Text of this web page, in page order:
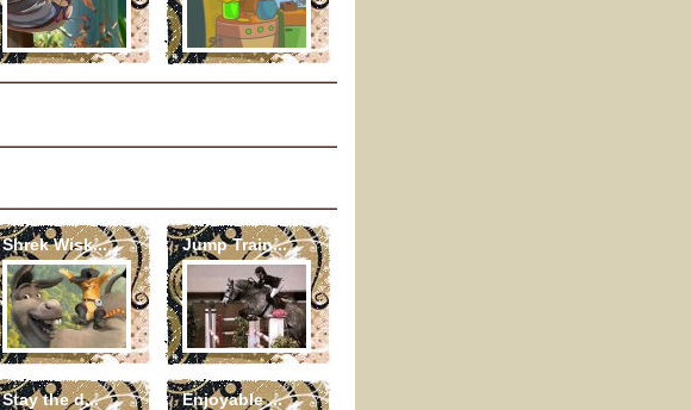
Shrek Wisk... Jump Train...
Stay the d... Enjoyable ...